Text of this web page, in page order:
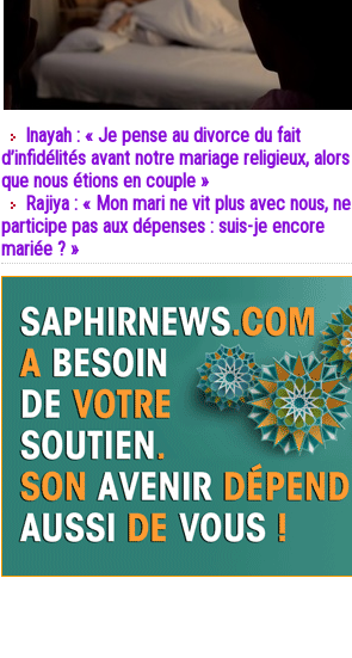
Inayah : « Je pense au divorce du fait
d’infidélités avant notre mariage religieux, alors
que nous étions en couple »
Rajiya : « Mon mari ne vit plus avec nous, ne
participe pas aux dépenses : suis-je encore
mariée ? »